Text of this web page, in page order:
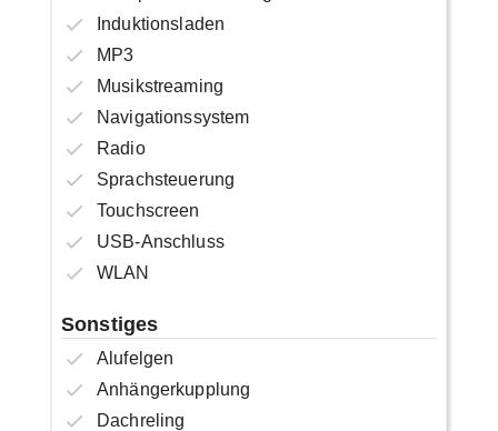
Induktionsladen
MP3
Musikstreaming
Navigationssystem
Radio
Sprachsteuerung
Touchscreen
USB-Anschluss
WLAN
Sonstiges
Alufelgen
Anhängerkupplung
Dachreling